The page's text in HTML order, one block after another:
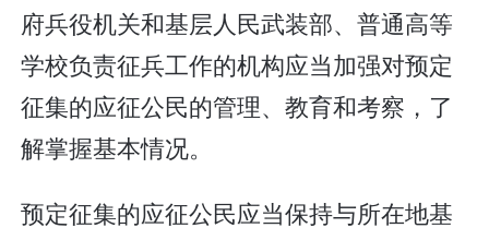
府兵役机关和基层人民武装部、普通高等
学校负责征兵工作的机构应当加强对预定
征集的应征公民的管理、教育和考察，了
解掌握基本情况。
预定征集的应征公民应当保持与所在地基